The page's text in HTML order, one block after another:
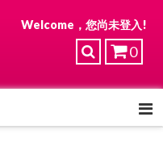
0
Welcome，您尚未登入!